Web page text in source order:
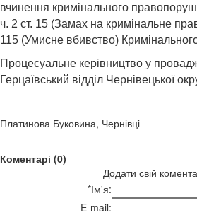
вчинення кримінального
ч. 2 ст. 15 (Замах на кримінальне
115 (Умисне вбивство)
Процесуальне керівництво у
Герцаївський відділ Чернівецької
Платинова Буковина, Чернівці
Коментарі (0)
Додати свій
*Ім'я:
E-mail: